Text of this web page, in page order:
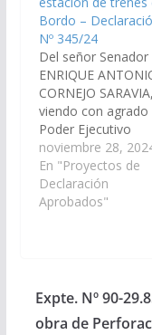
Salta Capital…
Bordo –
Nº 345/24
Del señor Senador
ENRIQUE
CORNEJO SARAVIA,
viendo con agrado
Poder Ejecutivo
Provincial y los
señores
Nacionales por la
provincia de Salta
dependiente del
Ministerio de
Economía de la
noviembre 28,
En "Proyectos de
Declaración
Aprobados"
Expte. Nº 90-
obra de